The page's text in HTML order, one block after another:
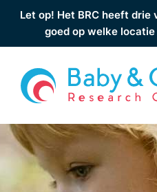
Let op! Het BRC heeft
goed op welke